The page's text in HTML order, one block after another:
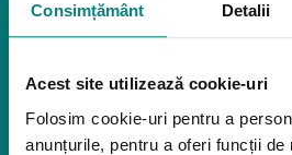
Consimțământ Detalii
Acest site utilizează cookie-uri
Folosim cookie-uri pentru a
anunțurile, pentru a oferi funcții
Mediu de accesibilitate
Dispozitive pentru urcarea
Bare de prindere și mânere de
Închiriere platforme șenilate
Închiriere rampe acces